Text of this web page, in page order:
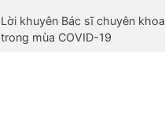
Lời khuyên Bác sĩ chuyên khoa
trong mùa COVID-19